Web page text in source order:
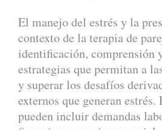
El manejo del estrés y la
contexto de la terapia de
identificación, comprensión
estrategias que permitan a
y superar los desafíos
externos que generan estrés.
pueden incluir demandas